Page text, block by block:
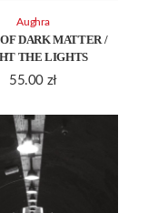
DARK MATTER /
THE LIGHTS
55.00 zł
Aughra